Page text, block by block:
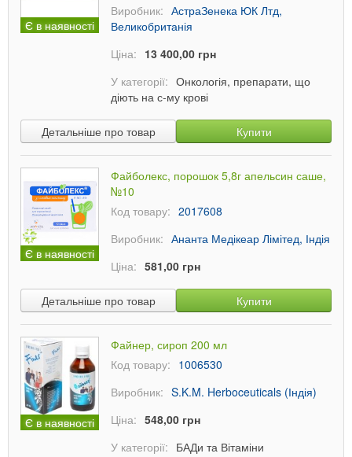
Є в наявності
Виробник: АстраЗенека ЮК Лтд,
Великобританія
Ціна: 13 400,00 грн
У категорії: Онкологія, препарати, що
діють на с-му крові
Детальніше про товар Купити
Є в наявності
Файболекс, порошок 5,8г апельсин саше,
№10
Код товару: 2017608
Виробник: Ананта Медікеар Лімітед, Індія
Ціна: 581,00 грн
Детальніше про товар Купити
Є в наявності
Файнер, сироп 200 мл
Код товару: 1006530
Виробник: S.K.M. Herboceuticals (Індія)
Ціна: 548,00 грн
У категорії: БАДи та Вітаміни